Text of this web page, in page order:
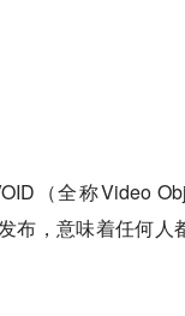
（全称Video
布，意味着任何人